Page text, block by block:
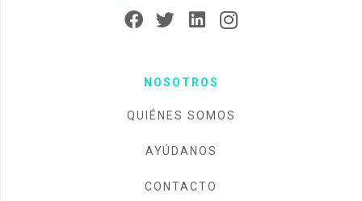
NOSOTROS
QUIÉNES SOMOS
AYÚDANOS
CONTACTO